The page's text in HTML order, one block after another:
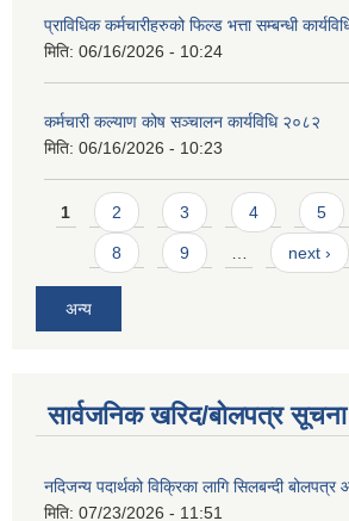
प्राविधिक कर्मचारीहरुको फिल्ड भत्ता सम्बन्धी
मिति: 06/16/2026 - 10:24
कर्मचारी कल्याण कोष सञ्चालन कार्यविधि २०८२
मिति: 06/16/2026 - 10:23
Pages
1 2 3 4 5
8 9 next ›
अन्य
सार्वजनिक खरिद/बोलपत्र सूचना
नदिजन्य पदार्थको विक्रिका लागि सिलबन्दी
मिति: 07/23/2026 - 11:51